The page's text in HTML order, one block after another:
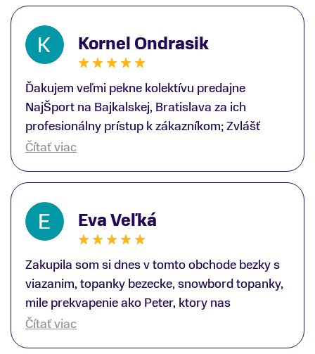
Kornel Ondrasik
Ďakujem veľmi pekne kolektívu predajne
NajŠport na Bajkalskej, Bratislava za ich
profesionálny prístup k zákazníkom; Zvlášť
ďakujem špecialistovi Martinovi Gunišovi za
lyžiarskej obuvi, ako aj prilby.. všetko značka
Atomic; Pán Martin Guniš mi svojou
odbornosťou otvoril nové obzory a dozvedel
som sa, vďaka jeho profesionálnemu prístupu k
zákazníkovi, up-to-date informácie o nových
trendoch v lyžiarských technológiách; Z
predajne NajŠport som odchádzal s nakúpom
nového lyžiarského vybavenia nielen ako veľmi
Čítať viac
Eva Veľká
Zakupila som si dnes v tomto obchode bezky s
viazanim, topanky bezecke, snowbord topanky,
mile prekvapenie ako Peter, ktory nas
obsluhoval mal prehlad, poradil nam super. Za
Čítať viac